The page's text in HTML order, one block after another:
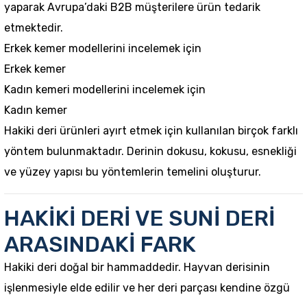
yaparak Avrupa’daki B2B müşterilere ürün tedarik
etmektedir.
Erkek kemer modellerini incelemek için
Erkek kemer
Kadın kemeri modellerini incelemek için
Kadın kemer
Hakiki deri ürünleri ayırt etmek için kullanılan birçok farklı
yöntem bulunmaktadır. Derinin dokusu, kokusu, esnekliği
ve yüzey yapısı bu yöntemlerin temelini oluşturur.
HAKİKİ DERİ VE SUNİ DERİ
ARASINDAKİ FARK
Hakiki deri doğal bir hammaddedir. Hayvan derisinin
işlenmesiyle elde edilir ve her deri parçası kendine özgü